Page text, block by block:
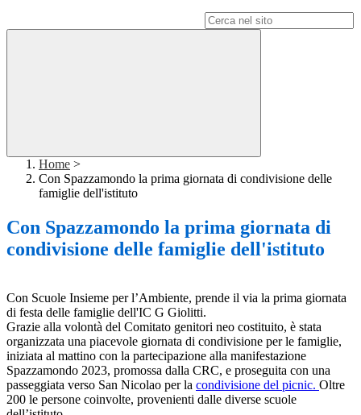
Home >
Con Spazzamondo la prima giornata di condivisione delle
famiglie dell'istituto
Con Spazzamondo la prima giornata di
condivisione delle famiglie dell'istituto
Con Scuole Insieme per l’Ambiente, prende il via la prima giornata
di festa delle famiglie dell'IC G Giolitti.
Grazie alla volontà del Comitato genitori neo costituito, è stata
organizzata una piacevole giornata di condivisione per le famiglie,
iniziata al mattino con la partecipazione alla manifestazione
Spazzamondo 2023, promossa dalla CRC, e proseguita con una
passeggiata verso San Nicolao per la condivisione del picnic. Oltre
200 le persone coinvolte, provenienti dalle diverse scuole